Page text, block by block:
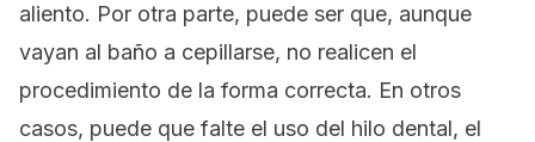
aliento. Por otra parte, puede ser que, aunque
vayan al baño a cepillarse, no realicen el
procedimiento de la forma correcta. En otros
casos, puede que falte el uso del hilo dental, el